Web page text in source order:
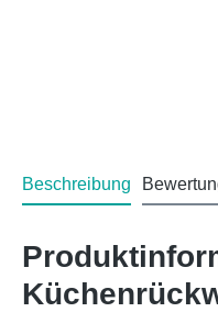
Beschreibung